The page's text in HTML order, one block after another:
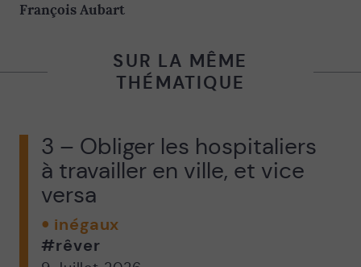
François Aubart
SUR LA MÊME
THÉMATIQUE
3 – Obliger les hospitaliers
à travailler en ville, et vice
versa
inégaux
#rêver